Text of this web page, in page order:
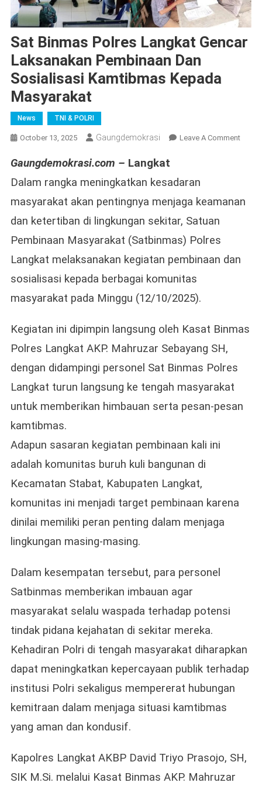
Sat Binmas Polres Langkat Gencar
Laksanakan Pembinaan Dan
Sosialisasi Kamtibmas Kepada
Masyarakat
News TNI & POLRI
October 13, 2025 Gaungdemokrasi Leave A CommentOn
Gaungdemokrasi.com – Langkat
Dalam rangka meningkatkan kesadaran
masyarakat akan pentingnya menjaga keamanan
dan ketertiban di lingkungan sekitar, Satuan
Pembinaan Masyarakat (Satbinmas) Polres
Langkat melaksanakan kegiatan pembinaan dan
sosialisasi kepada berbagai komunitas
masyarakat pada Minggu (12/10/2025).
Kegiatan ini dipimpin langsung oleh Kasat Binmas
Polres Langkat AKP. Mahruzar Sebayang SH,
dengan didampingi personel Sat Binmas Polres
Langkat turun langsung ke tengah masyarakat
untuk memberikan himbauan serta pesan-pesan
kamtibmas.
Adapun sasaran kegiatan pembinaan kali ini
adalah komunitas buruh kuli bangunan di
Kecamatan Stabat, Kabupaten Langkat,
komunitas ini menjadi target pembinaan karena
dinilai memiliki peran penting dalam menjaga
lingkungan masing-masing.
Dalam kesempatan tersebut, para personel
Satbinmas memberikan imbauan agar
masyarakat selalu waspada terhadap potensi
tindak pidana kejahatan di sekitar mereka.
Kehadiran Polri di tengah masyarakat diharapkan
dapat meningkatkan kepercayaan publik terhadap
institusi Polri sekaligus mempererat hubungan
kemitraan dalam menjaga situasi kamtibmas
yang aman dan kondusif.
Kapolres Langkat AKBP David Triyo Prasojo, SH,
SIK M.Si. melalui Kasat Binmas AKP. Mahruzar